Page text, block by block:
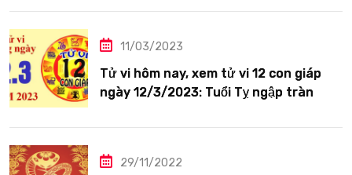
11/03/2023
Tử vi hôm nay, xem tử vi 12 con giáp
ngày 12/3/2023: Tuổi Tỵ ngập tràn
29/11/2022